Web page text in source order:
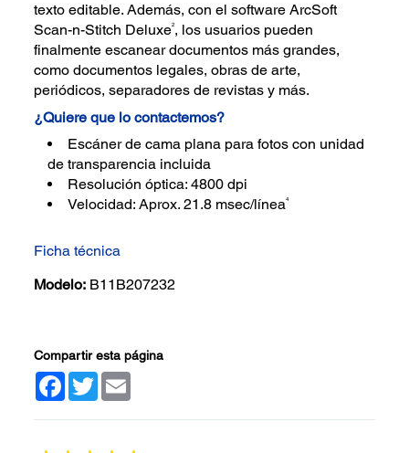
texto editable. Además, con el software ArcSoft
Scan-n-Stitch Deluxe2, los usuarios pueden
finalmente escanear documentos más grandes,
como documentos legales, obras de arte,
periódicos, separadores de revistas y más.
¿Quiere que lo contactemos?
Escáner de cama plana para fotos con unidad
de transparencia incluida
Resolución óptica: 4800 dpi
Velocidad: Aprox. 21.8 msec/línea4
Ficha técnica
Modelo: B11B207232
Compartir esta página
Facebook
Twitter